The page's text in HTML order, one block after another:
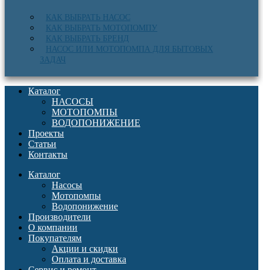
КАК ВЫБРАТЬ НАСОС
КАК ВЫБРАТЬ МОТОПОМПУ
КАК ВЫБРАТЬ БРЕНД
НАСОС ИЛИ МОТОПОМПА ДЛЯ БЫТОВЫХ
ЗАДАЧ
Каталог
НАСОСЫ
МОТОПОМПЫ
ВОДОПОНИЖЕНИЕ
Проекты
Статьи
Контакты
Каталог
Насосы
Мотопомпы
Водопонижение
Производители
О компании
Покупателям
Акции и скидки
Оплата и доставка